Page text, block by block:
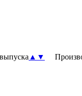
▲ ▼